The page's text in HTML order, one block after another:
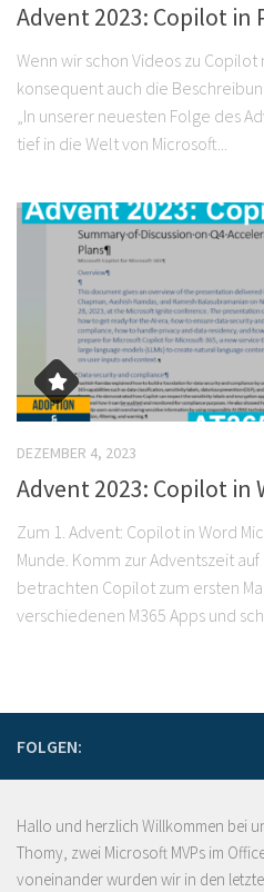
Advent 2023: Copilot in
Wenn wir schon Videos zu
konsequent auch die
„In unserer neuesten Folge des
tief in die Welt von Microsoft...
DEZEMBER 4, 2023
Advent 2023: Copilot in
Zum 1. Advent: Copilot in Word
Munde. Komm zur Adventszeit
betrachten Copilot zum ersten
verschiedenen M365 Apps und
FOLGEN:
Hallo und herzlich Willkommen bei
Thomy, zwei Microsoft MVPs im
voneinander wurden wir in den